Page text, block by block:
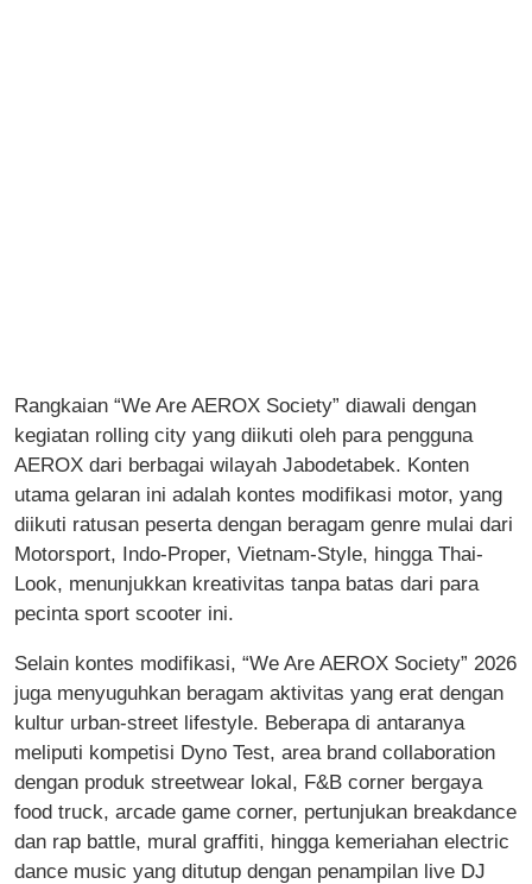
Rangkaian “We Are AEROX Society” diawali dengan
kegiatan rolling city yang diikuti oleh para pengguna
AEROX dari berbagai wilayah Jabodetabek. Konten
utama gelaran ini adalah kontes modifikasi motor, yang
diikuti ratusan peserta dengan beragam genre mulai dari
Motorsport, Indo-Proper, Vietnam-Style, hingga Thai-
Look, menunjukkan kreativitas tanpa batas dari para
pecinta sport scooter ini.
Selain kontes modifikasi, “We Are AEROX Society” 2026
juga menyuguhkan beragam aktivitas yang erat dengan
kultur urban-street lifestyle. Beberapa di antaranya
meliputi kompetisi Dyno Test, area brand collaboration
dengan produk streetwear lokal, F&B corner bergaya
food truck, arcade game corner, pertunjukan breakdance
dan rap battle, mural graffiti, hingga kemeriahan electric
dance music yang ditutup dengan penampilan live DJ